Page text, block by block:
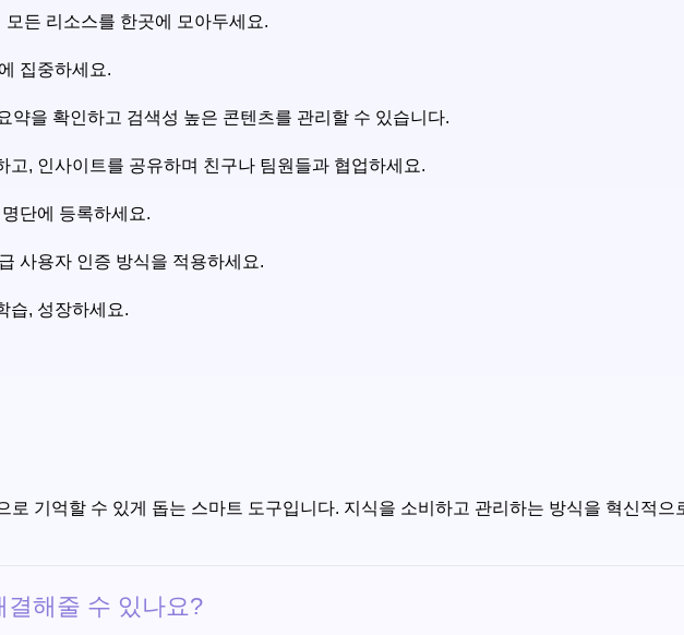
든 리소스를 한곳에 모아두세요.
집중하세요.
약을 확인하고 검색성 높은 콘텐츠를 관리할 수 있습니다.
, 인사이트를 공유하며 친구나 팀원들과 협업하세요.
단에 등록하세요.
사용자 인증 방식을 적용하세요.
습, 성장하세요.
기억할 수 있게 돕는 스마트 도구입니다. 지식을 소비하고 관리하는 방식을 혁신적으
결해줄 수 있나요?